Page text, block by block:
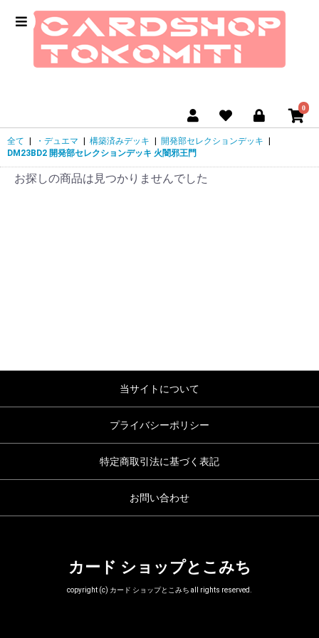
0
全て ・デュエマ 構築済みデッキ 開発部セレクションデッキ
DM23BD2 開発部セレクションデッキ 火闇邪王門
お探しの商品は見つかりませんでした
当サイトについて
プライバシーポリシー
特定商取引法に基づく表記
お問い合わせ
カード ショップとこみち
copyright (c) カード ショップとこみち all rights reserved.